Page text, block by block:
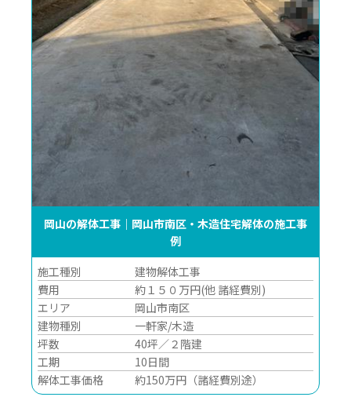
岡山の解体工事｜岡山市南区・木造住宅解体の施工事
例
施工種別
建物解体工事
費用
約１５０万円(他 諸経費別)
エリア
岡山市南区
建物種別
一軒家/木造
坪数
40坪／２階建
工期
10日間
解体工事価格
約150万円（諸経費別途）